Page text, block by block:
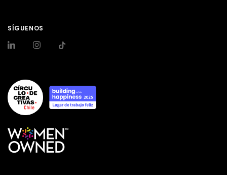
SÍGUENOS